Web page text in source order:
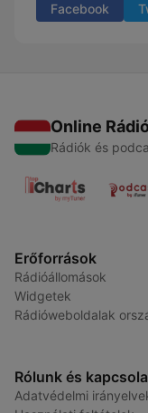
Facebook
Online
Rádiók és
Erőforrások
Rádióállomások
Widgetek
Rádióweboldalak
Rólunk és
Adatvédelmi